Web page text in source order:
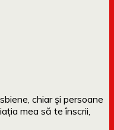
chiar și persoane
mea să te înscrii,